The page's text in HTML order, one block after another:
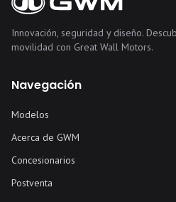
Innovación, seguridad y diseño.
movilidad con Great Wall Motors.
Navegación
Modelos
Acerca de GWM
Concesionarios
Postventa